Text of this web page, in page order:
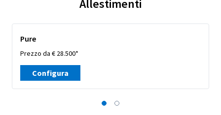
Allestimenti
Pure
Prezzo da € 28.500*
Configura